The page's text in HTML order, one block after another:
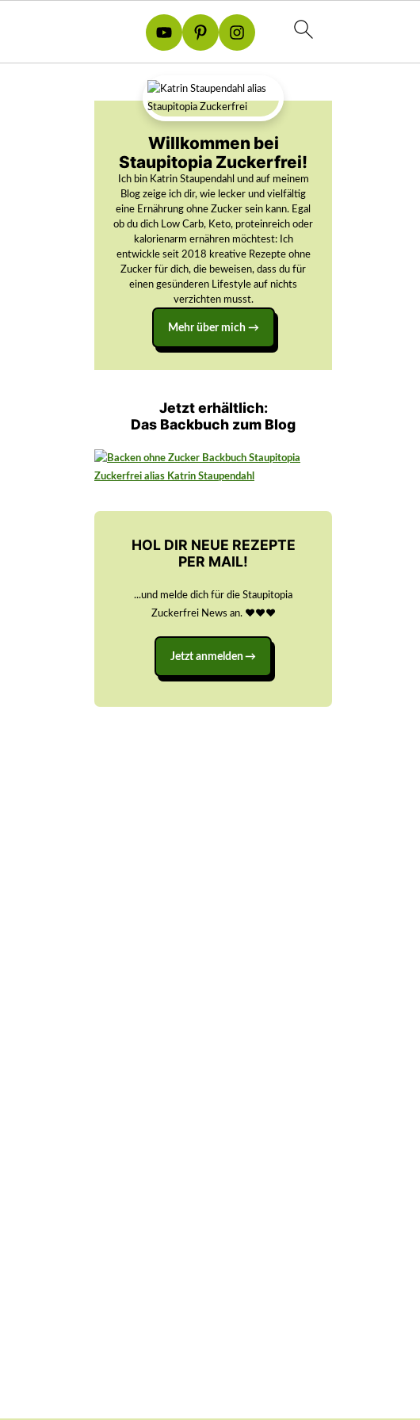
Willkommen bei
Staupitopia Zuckerfrei!
Ich bin Katrin Staupendahl und auf meinem
Blog zeige ich dir, wie lecker und vielfältig
eine Ernährung ohne Zucker sein kann. Egal
ob du dich Low Carb, Keto, proteinreich oder
kalorienarm ernähren möchtest: Ich
entwickle seit 2018 kreative Rezepte ohne
Zucker für dich, die beweisen, dass du für
einen gesünderen Lifestyle auf nichts
verzichten musst.
Mehr über mich →
Jetzt erhältlich:
Das Backbuch zum Blog
HOL DIR NEUE REZEPTE
PER MAIL!
...und melde dich für die Staupitopia
Zuckerfrei News an. ♥️♥️♥️
Jetzt anmelden